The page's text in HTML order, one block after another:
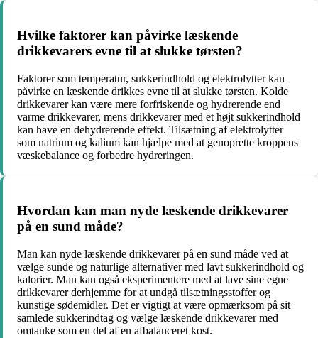
Hvilke faktorer kan påvirke læskende
drikkevarers evne til at slukke tørsten?
Faktorer som temperatur, sukkerindhold og elektrolytter kan
påvirke en læskende drikkes evne til at slukke tørsten. Kolde
drikkevarer kan være mere forfriskende og hydrerende end
varme drikkevarer, mens drikkevarer med et højt sukkerindhold
kan have en dehydrerende effekt. Tilsætning af elektrolytter
som natrium og kalium kan hjælpe med at genoprette kroppens
væskebalance og forbedre hydreringen.
Hvordan kan man nyde læskende drikkevarer
på en sund måde?
Man kan nyde læskende drikkevarer på en sund måde ved at
vælge sunde og naturlige alternativer med lavt sukkerindhold og
kalorier. Man kan også eksperimentere med at lave sine egne
drikkevarer derhjemme for at undgå tilsætningsstoffer og
kunstige sødemidler. Det er vigtigt at være opmærksom på sit
samlede sukkerindtag og vælge læskende drikkevarer med
omtanke som en del af en afbalanceret kost.